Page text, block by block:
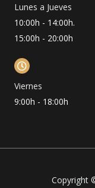
Lunes a Jueves
10:00h - 14:00h.
15:00h - 20:00h
Viernes
9:00h - 18:00h
Copyright